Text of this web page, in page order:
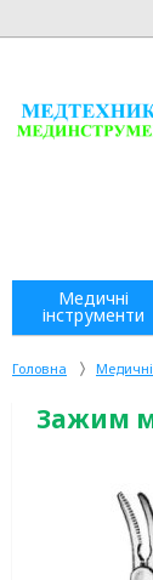
Головна
Зажим
Медичні
інструменти